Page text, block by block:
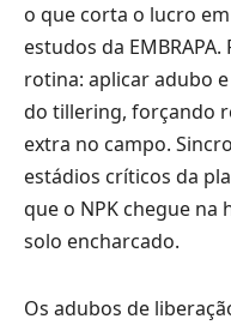
o que corta o lucro
estudos da
rotina: aplicar adubo
do tillering, forçando
extra no campo.
estádios críticos da
que o NPK chegue na
solo encharcado.
Os adubos de